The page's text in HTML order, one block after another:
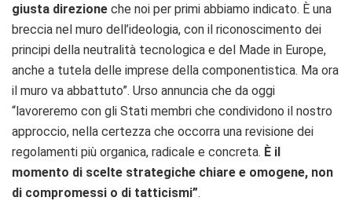
giusta direzione che noi per primi abbiamo indicato. È una
breccia nel muro dell’ideologia, con il riconoscimento dei
principi della neutralità tecnologica e del Made in Europe,
anche a tutela delle imprese della componentistica. Ma ora
il muro va abbattuto”. Urso annuncia che da oggi
“lavoreremo con gli Stati membri che condividono il nostro
approccio, nella certezza che occorra una revisione dei
regolamenti più organica, radicale e concreta. È il
momento di scelte strategiche chiare e omogene, non
di compromessi o di tatticismi”.